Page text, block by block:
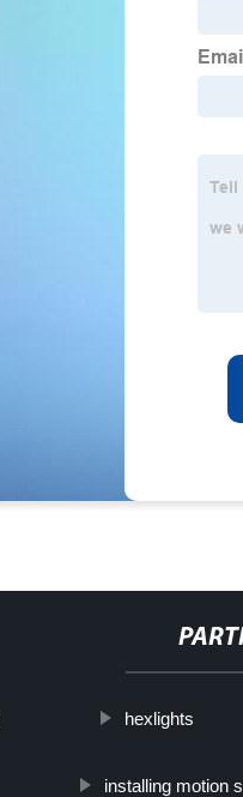
hexlights
installing motion